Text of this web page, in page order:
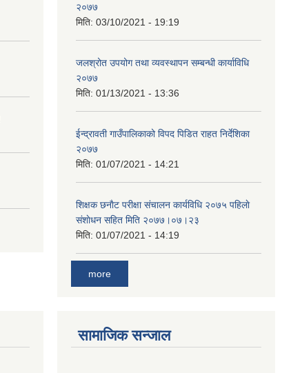
२०७७
मिति: 03/10/2021 - 19:19
जलश्रोत उपयोग तथा व्यवस्थापन सम्बन्धी कार्याविधि
२०७७
मिति: 01/13/2021 - 13:36
ईन्द्रावती गाउँपालिकाको विपद पिडित राहत निर्देशिका
२०७७
मिति: 01/07/2021 - 14:21
शिक्षक छनाैट परीक्षा संचालन कार्यविधि २०७५ पहिलाे
स‌ंशाेधन सहित मिति २०७७।०७।२३
मिति: 01/07/2021 - 14:19
more
सामाजिक सन्जाल